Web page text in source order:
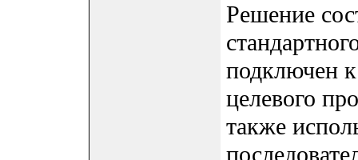
Решение
подключен
целевого
также